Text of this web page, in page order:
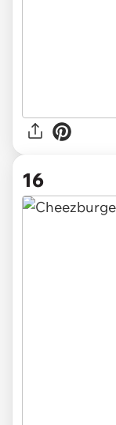
16